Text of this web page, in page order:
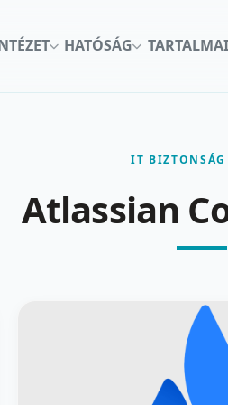
HATÓSÁG
IT BIZTONSÁG
Atlassian